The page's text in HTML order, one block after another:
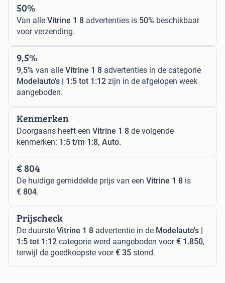
50%
Van alle Vitrine 1 8 advertenties is 50% beschikbaar
voor verzending.
9,5%
9,5% van alle Vitrine 1 8 advertenties in de categorie
Modelauto's | 1:5 tot 1:12 zijn in de afgelopen week
aangeboden.
Kenmerken
Doorgaans heeft een Vitrine 1 8 de volgende
kenmerken: 1:5 t/m 1:8, Auto.
€ 804
De huidige gemiddelde prijs van een Vitrine 1 8 is
€ 804.
Prijscheck
De duurste Vitrine 1 8 advertentie in de Modelauto's |
1:5 tot 1:12 categorie werd aangeboden voor€ 1.850,
terwijl de goedkoopste voor€ 35 stond.